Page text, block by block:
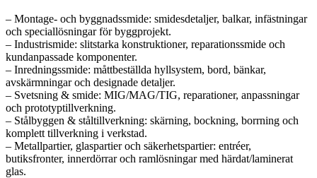
– Montage- och byggnadssmide: smidesdetaljer, balkar, infästningar
och speciallösningar för byggprojekt.
– Industrismide: slitstarka konstruktioner, reparationssmide och
kundanpassade komponenter.
– Inredningssmide: måttbeställda hyllsystem, bord, bänkar,
avskärmningar och designade detaljer.
– Svetsning & smide: MIG/MAG/TIG, reparationer, anpassningar
och prototyptillverkning.
– Stålbyggen & ståltillverkning: skärning, bockning, borrning och
komplett tillverkning i verkstad.
– Metallpartier, glaspartier och säkerhetspartier: entréer,
butiksfronter, innerdörrar och ramlösningar med härdat/laminerat
glas.